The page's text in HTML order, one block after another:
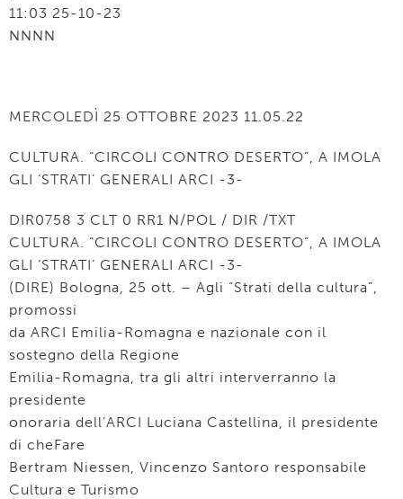
11:03 25-10-23
NNNN
MERCOLEDÌ 25 OTTOBRE 2023 11.05.22
CULTURA. “CIRCOLI CONTRO DESERTO”, A IMOLA
GLI ‘STRATI’ GENERALI ARCI -3-
DIR0758 3 CLT 0 RR1 N/POL / DIR /TXT
CULTURA. “CIRCOLI CONTRO DESERTO”, A IMOLA
GLI ‘STRATI’ GENERALI ARCI -3-
(DIRE) Bologna, 25 ott. – Agli “Strati della cultura”,
promossi
da ARCI Emilia-Romagna e nazionale con il
sostegno della Regione
Emilia-Romagna, tra gli altri interverranno la
presidente
onoraria dell’ARCI Luciana Castellina, il presidente
di cheFare
Bertram Niessen, Vincenzo Santoro responsabile
Cultura e Turismo